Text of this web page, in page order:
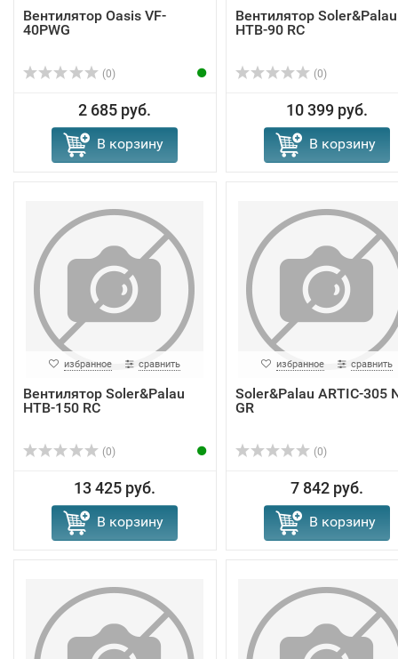
Вентилятор Oasis VF-
40PWG
(0)
2 685 руб.
В корзину
Вентилятор Soler&Palau
HTB-90 RC
(0)
10 399 руб.
В корзину
избранное сравнить
Вентилятор Soler&Palau
HTB-150 RC
(0)
13 425 руб.
В корзину
избранное сравнить
Soler&Palau ARTIC-305
GR
(0)
7 842 руб.
В корзину